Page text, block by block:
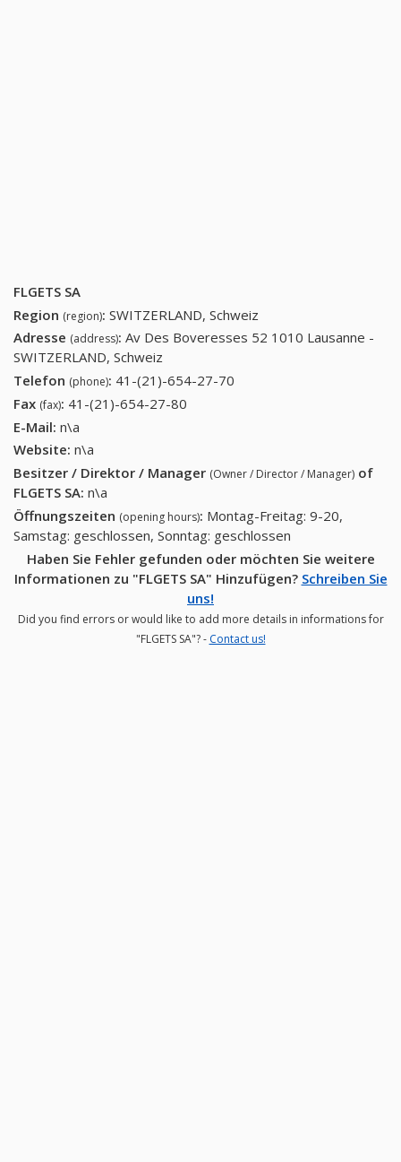
FLGETS SA
Region (region): SWITZERLAND, Schweiz
Adresse (address): Av Des Boveresses 52 1010 Lausanne -
SWITZERLAND, Schweiz
Telefon (phone): 41-(21)-654-27-70
Fax (fax): 41-(21)-654-27-80
E-Mail: n\a
Website: n\a
Besitzer / Direktor / Manager (Owner / Director / Manager) of
FLGETS SA: n\a
Öffnungszeiten (opening hours): Montag-Freitag: 9-20,
Samstag: geschlossen, Sonntag: geschlossen
Haben Sie Fehler gefunden oder möchten Sie weitere
Informationen zu "FLGETS SA" Hinzufügen? Schreiben Sie
uns!
Did you find errors or would like to add more details in informations for
"FLGETS SA"? - Contact us!